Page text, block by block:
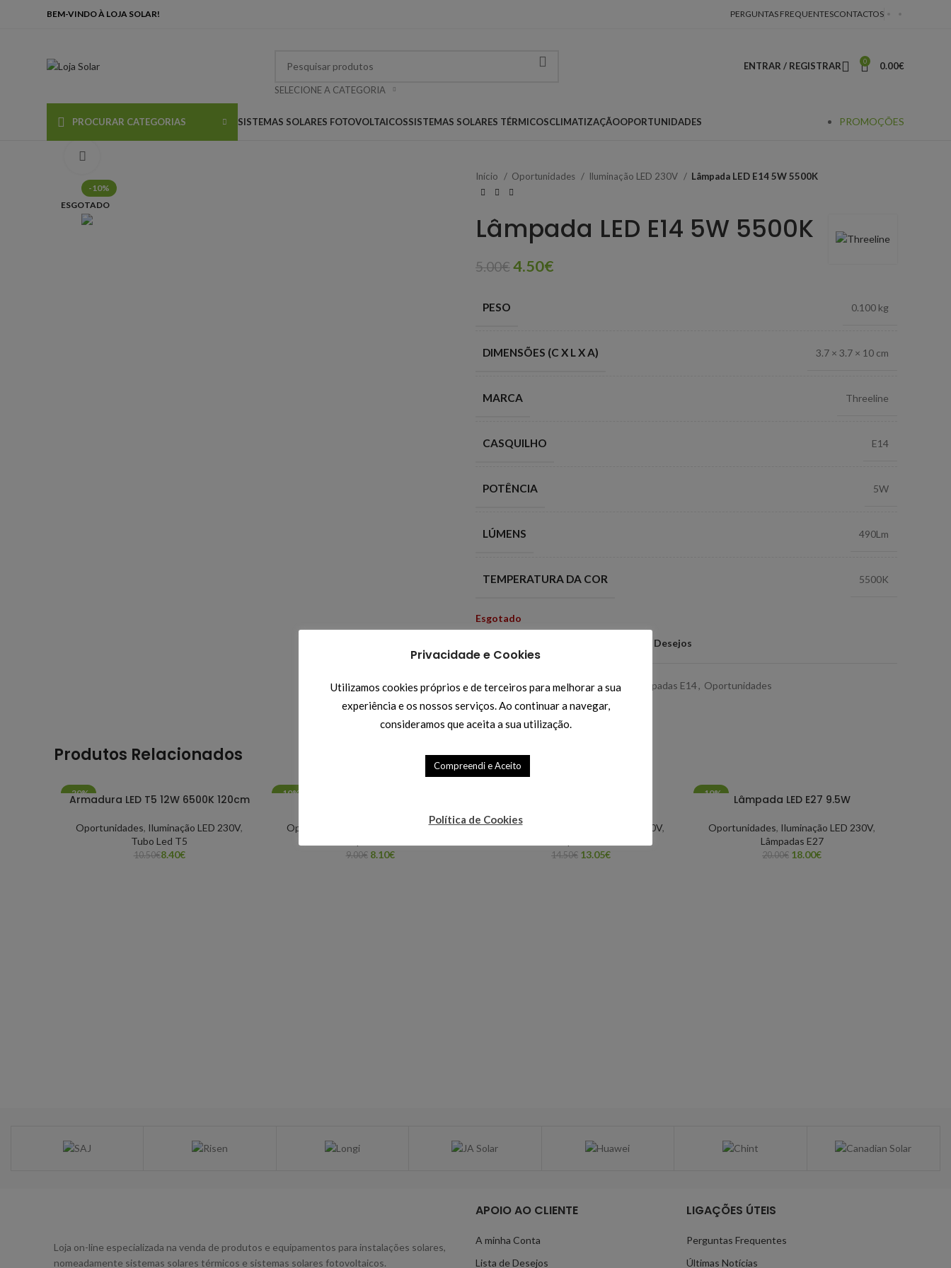
BEM-VINDO À LOJA SOLAR! PERGUNTAS FREQUENTESCONTACTOS
SELECIONE A CATEGORIA
ENTRAR / REGISTRAR 0 0.00€
PROCURAR CATEGORIAS SISTEMAS SOLARES FOTOVOLTAICOSSISTEMAS SOLARES TÉRMICOSCLIMATIZAÇÃOOPORTUNIDADES PROMOÇÕES
-10%
ESGOTADO
Início Oportunidades Iluminação LED 230V Lâmpada LED E14 5W 5500K
Lâmpada LED E14 5W 5500K
5.00€4.50€
PESO 0.100 kg
DIMENSÕES (C X L X A) 3.7 × 3.7 × 10 cm
MARCA Threeline
CASQUILHO E14
POTÊNCIA 5W
LÚMENS 490Lm
TEMPERATURA DA COR 5500K
Esgotado
Adicionar à Lista de Desejos
Categorias:Iluminação LED 230V Lâmpadas E14, Oportunidades
Compartilhar:
Produtos Relacionados
-20%
Armadura LED T5 12W 6500K 120cm
Oportunidades, Iluminação LED 230V,
Tubo Led T5
10.50€8.40€
-10%
Oportunidades Iluminação LED 230V,
9.00€ 8.10€
Oportunidades Iluminação LED 230V,
14.50€ 13.05€
-10% Lâmpada LED E27 9.5W
Oportunidades, Iluminação LED 230V,
Lâmpadas E27
20.00€ 18.00€
Loja on-line especializada na venda de produtos e equipamentos para instalações solares,
nomeadamente sistemas solares térmicos e sistemas solares fotovoltaicos.
APOIO AO CLIENTE
A minha Conta
Lista de Desejos
LIGAÇÕES ÚTEIS
Perguntas Frequentes
Últimas Notícias
Privacidade e Cookies
Utilizamos cookies próprios e de terceiros para melhorar a sua
experiência e os nossos serviços. Ao continuar a navegar,
consideramos que aceita a sua utilização.
Compreendi e Aceito
Política de Cookies